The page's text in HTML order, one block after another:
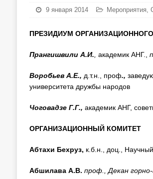
9 января 2014 Мероприятия,
ПРЕЗИДИУМ ОРГАНИЗАЦИОННОГО
ПрангишвилиА.И. академик АНГ.,
Воробьев А.Е., д.т.н., проф.,
университета дружбы народов
Чоговадзе Г.Г., академик АНГ,
ОРГАНИЗАЦИОННЫЙ КОМИТЕТ
Абтахи Бехруз, к.б.н., доц.,
Абшилава А.В. проф., Декан